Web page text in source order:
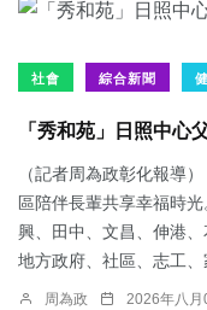
社會 綜合新聞
「秀和苑」日照中心
（記者周為政彰化報導
區陪伴長輩共享幸福時
興、田中、文昌、伸港
地方政府、社區、志工、
周為政 2026年八月